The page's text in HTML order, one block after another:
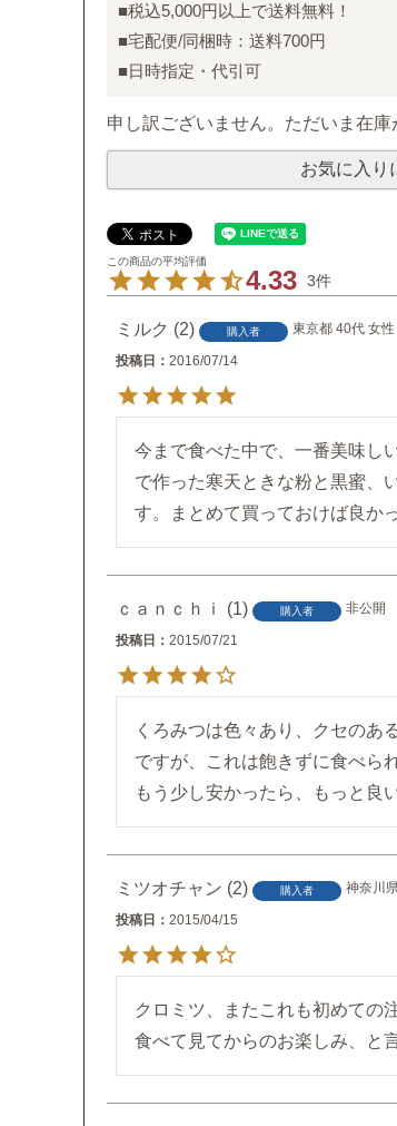
■税込5,000円以上で送料無料！
■宅配便/同梱時：送料700円
■日時指定・代引可
申し訳ございません。ただいま在庫
お気に入り
4.33 3
ミルク 2 購入者 東京都 40代 女性
投稿日 2016/07/14
今まで食べた中で、一番美味し
で作った寒天ときな粉と黒蜜、
す。まとめて買っておけば良か
ｃａｎｃｈｉ 1 購入者 非公開
投稿日 2015/07/21
くろみつは色々あり、クセのあ
ですが、これは飽きずに食べら
もう少し安かったら、もっと良
ミツオチャン 2 購入者 神奈川
投稿日 2015/04/15
クロミツ、またこれも初めての
食べて見てからのお楽しみ、と